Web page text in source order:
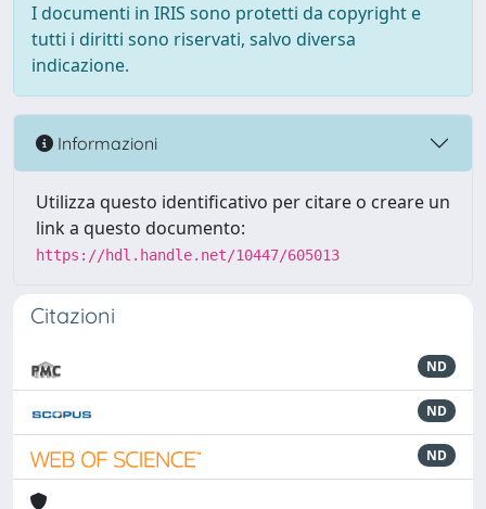
I documenti in IRIS sono protetti da copyright e
tutti i diritti sono riservati, salvo diversa
indicazione.
Informazioni
Utilizza questo identificativo per citare o creare un
link a questo documento:
https://hdl.handle.net/10447/605013
Citazioni
ND
ND
ND